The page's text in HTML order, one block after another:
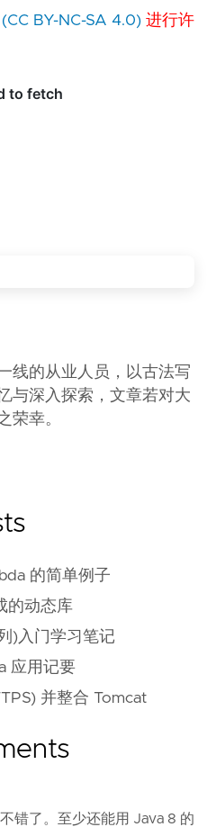
BY-NC-SA 4.0) 进行许
线的从业人员，以古法写
与深入探索，文章若对大
荣幸。
的简单例子
的动态库
)入门学习笔记
应用记要
并整合 Tomcat
错了。至少还能用 Java 8 的